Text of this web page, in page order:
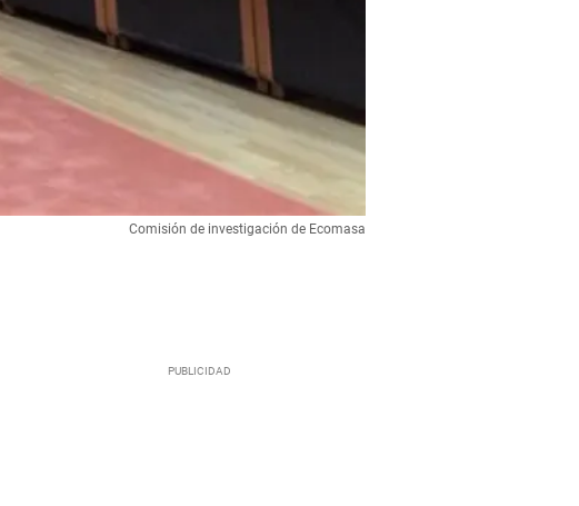
Comisión de investigación de Ecomasa